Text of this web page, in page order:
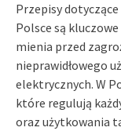
Przepisy
Polsce są
mienia przed
nieprawidłowego
elektrycznych. W
które regulują
oraz użytkowania